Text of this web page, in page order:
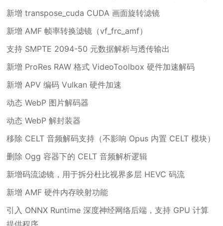
新增 transpose_cuda CUDA 画面旋转滤镜
新增 AMF 帧率转换滤镜（vf_frc_amf）
支持 SMPTE 2094-50 元数据解析与透传输出
新增 ProRes RAW 格式 VideoToolbox 硬件加速解码
新增 APV 编码 Vulkan 硬件加速
动态 WebP 图片解码器
动态 WebP 解封装器
移除 CELT 音频解码支持（不影响 Opus 内置 CELT 模块）
删除 Ogg 容器下的 CELT 音频解析逻辑
新增码流滤镜，用于拆分杜比视界多层 HEVC 码流
新增 AMF 硬件内存映射功能
引入 ONNX Runtime 深度神经网络后端，支持 GPU 计算
提供程序